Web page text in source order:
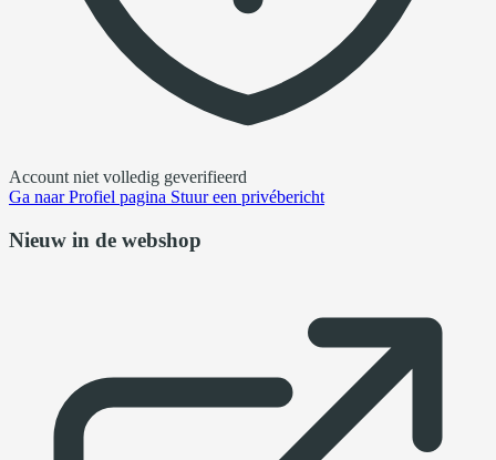
Account niet volledig geverifieerd
Ga naarProfiel pagina Stuur een privébericht
Nieuw in de webshop